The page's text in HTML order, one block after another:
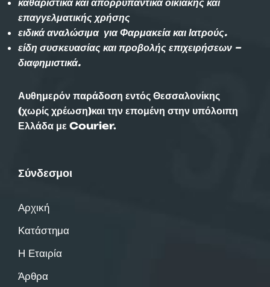
καθαριστικά και απορρυπαντικά οικιακής και
επαγγελματικής χρήσης
ειδικά αναλώσιμα για Φαρμακεία και Ιατρούς.
είδη συσκευασίας και προβολής επιχειρήσεων –
διαφημιστικά.
Αυθημερόν παράδοση εντός Θεσσαλονίκης
(χωρίς χρέωση)και την επομένη στην υπόλοιπη
Ελλάδα με Courier.
Σύνδεσμοι
Αρχική
Κατάστημα
Η Εταιρία
Άρθρα